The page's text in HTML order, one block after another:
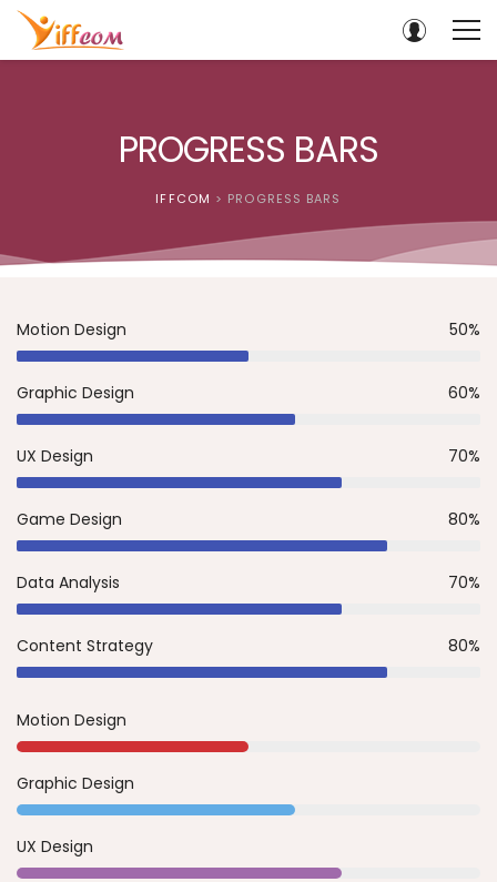
PROGRESS BARS
IFFCOM > PROGRESS BARS
Motion Design 50%
Graphic Design 60%
UX Design 70%
Game Design 80%
Data Analysis 70%
Content Strategy 80%
Motion Design
Graphic Design
UX Design